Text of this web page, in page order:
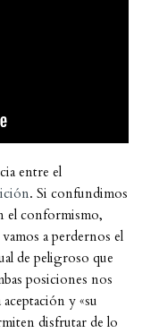
entre el
. Si confundimos
el conformismo,
a perdernos el
de peligroso que
posiciones nos
y «su
disfrutar de lo